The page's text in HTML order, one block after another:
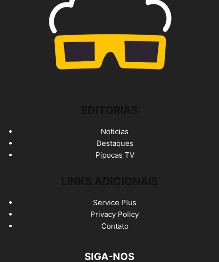
Noticias
Destaques
Pipocas TV
Service Plus
Privacy Policy
Contato
SIGA-NOS